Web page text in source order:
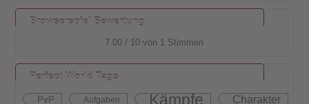
Browserspiel Bewertung
7.00 / 10 von 1 Stimmen
Perfect World Tags
PvP Aufgaben Kämpfe Charakter